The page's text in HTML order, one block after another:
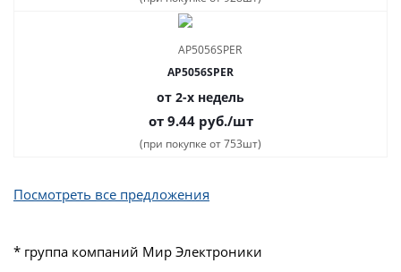
AP5056SPER
от 2-х недель
от 9.44 руб./шт
(при покупке от 753шт)
Посмотреть все предложения
* группа компаний Мир Электроники